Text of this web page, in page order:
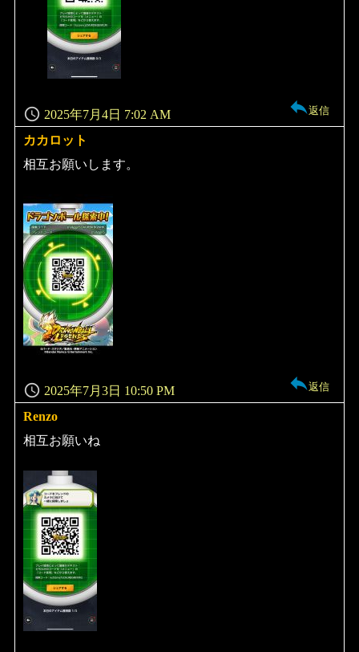
2025年7月4日 7:02 AM 返信
カカロット
よ
り:
2025年7月3日 10:50 PM
相互お願いします。
返信
Renzo
よ
り:
相互お願いね